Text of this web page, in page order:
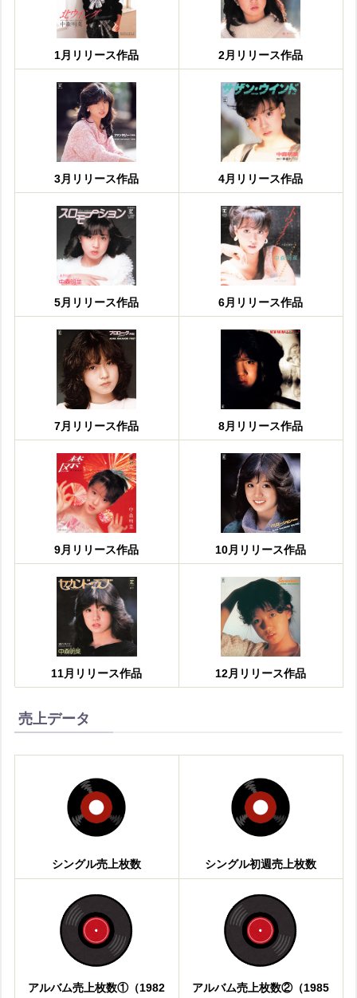
1月リリース作品 2月リリース作品
3月リリース作品 4月リリース作品
5月リリース作品 6月リリース作品
7月リリース作品 8月リリース作品
9月リリース作品 10月リリース作品
11月リリース作品 12月リリース作品
売上データ
シングル売上枚数 シングル初週売上枚数
アルバム売上枚数①（1982
アルバム売上枚数②（1985